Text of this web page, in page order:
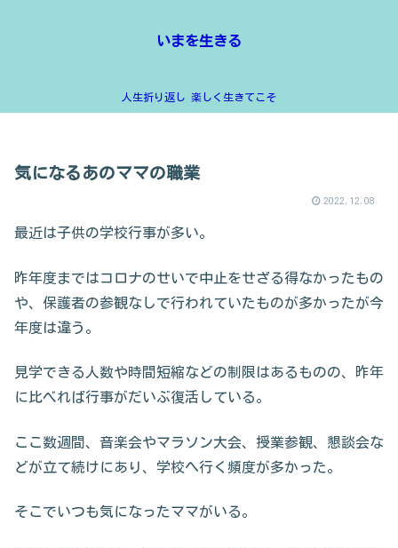
いまを生きる
人生折り返し 楽しく生きてこそ
気になるあのママの職業
2022.12.08
最近は子供の学校行事が多い。
昨年度まではコロナのせいで中止をせざる得なかったもの
や、保護者の参観なしで行われていたものが多かったが今
年度は違う。
見学できる人数や時間短縮などの制限はあるものの、昨年
に比べれば行事がだいぶ復活している。
ここ数週間、音楽会やマラソン大会、授業参観、懇談会な
どが立て続けにあり、学校へ行く頻度が多かった。
そこでいつも気になったママがいる。